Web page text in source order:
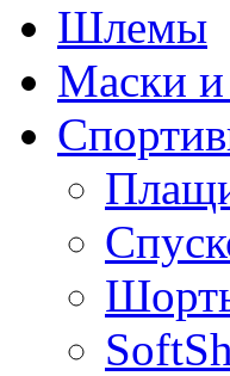
Шлемы
Маски